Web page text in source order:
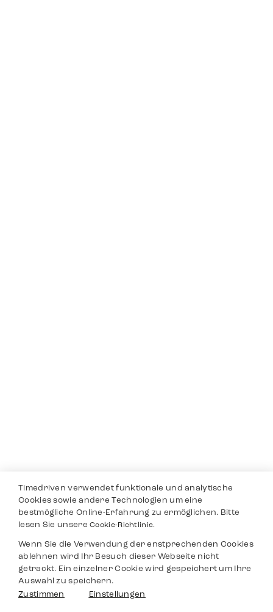
Timedriven verwendet funktionale und analytische
Cookies sowie andere Technologien um eine
bestmögliche Online-Erfahrung zu ermöglichen. Bitte
lesen Sie unsereCookie-Richtlinie.
Wenn Sie die Verwendung der enstprechenden Cookies
ablehnen wird Ihr Besuch dieser Webseite nicht
getrackt. Ein einzelner Cookie wird gespeichert um Ihre
Auswahl zu speichern.
Zustimmen
Einstellungen